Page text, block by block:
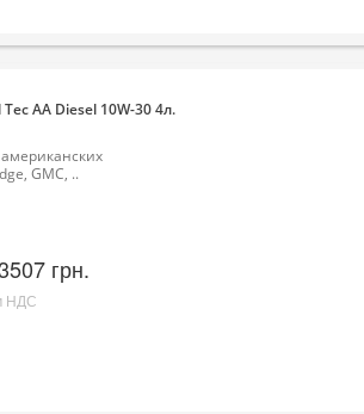
AA Diesel 10W-30 4л.
GMC, ..
грн.
НДС